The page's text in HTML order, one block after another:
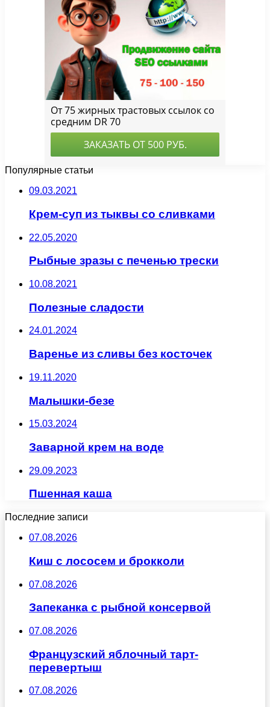
Популярные статьи
09.03.2021
Крем-суп из тыквы со сливками
22.05.2020
Рыбные зразы с печенью трески
10.08.2021
Полезные сладости
24.01.2024
Варенье из сливы без косточек
19.11.2020
Малышки-безе
15.03.2024
Заварной крем на воде
29.09.2023
Пшенная каша
Последние записи
07.08.2026
Киш с лососем и брокколи
07.08.2026
Запеканка с рыбной консервой
07.08.2026
Французский яблочный тарт-
перевертыш
07.08.2026